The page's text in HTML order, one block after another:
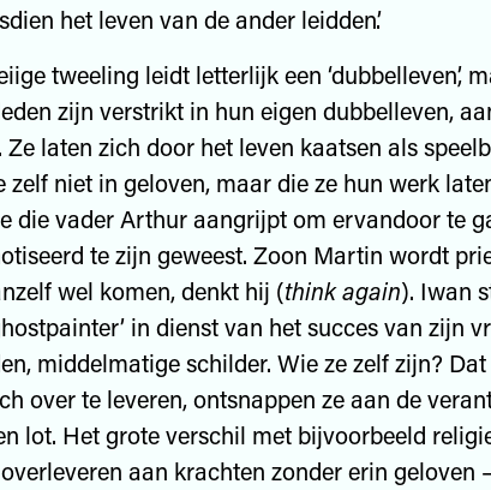
het leven van de ander leidden’.
tweeling leidt letterlijk een ‘dubbelleven’,
zijn verstrikt in hun eigen dubbelleven,
Ze laten zich door het leven kaatsen als
zelf niet in geloven, maar die ze hun werk
die vader Arthur aangrijpt om ervandoor te
te zijn geweest. Zoon Martin wordt
wel komen, denkt hij (think again). Iwan
in dienst van het succes van zijn
middelmatige schilder. Wie ze zelf zijn?
over te leveren, ontsnappen ze aan de
lot. Het grote verschil met bijvoorbeeld
aan krachten zonder erin geloven